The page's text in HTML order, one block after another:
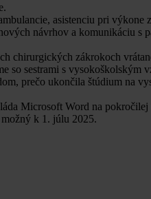
asistenciu pri
návrhov a komunikáciu s
chirurgických zákrokoch
sestrami s vysokoškolským
prečo ukončila štúdium na
Microsoft Word na
k 1. júlu 2025.